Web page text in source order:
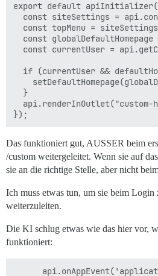
export default
const siteSettings =
const topMenu =
const
const currentUser =
if (currentUser &&
  }
api.renderInOutlet("custom-
Das funktioniert gut, AUSSER beim
/custom weitergeleitet. Wenn sie auf
sie an die richtige Stelle, aber nicht
Ich muss etwas tun, um sie beim Login
weiterzuleiten.
Die KI schlug etwas wie das hier vor,
funktioniert: